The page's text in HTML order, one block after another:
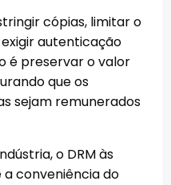
cópias, limitar o
autenticação
é preservar o valor
que os
sejam remunerados
o DRM às
conveniência do